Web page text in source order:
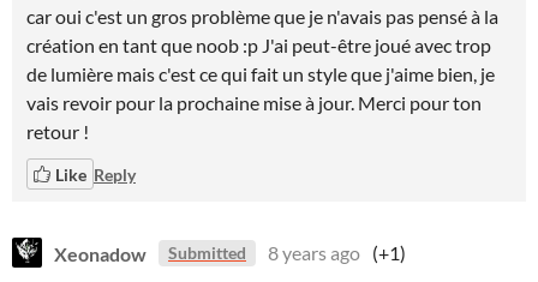
car oui c'est un gros problème que je n'avais pas pensé à la
création en tant que noob :p J'ai peut-être joué avec trop
de lumière mais c'est ce qui fait un style que j'aime bien, je
vais revoir pour la prochaine mise à jour. Merci pour ton
retour !
Like Reply
Xeonadow Submitted 8 years ago (+1)